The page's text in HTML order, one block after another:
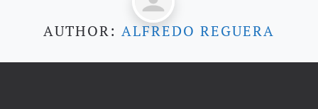
AUTHOR: ALFREDO REGUERA